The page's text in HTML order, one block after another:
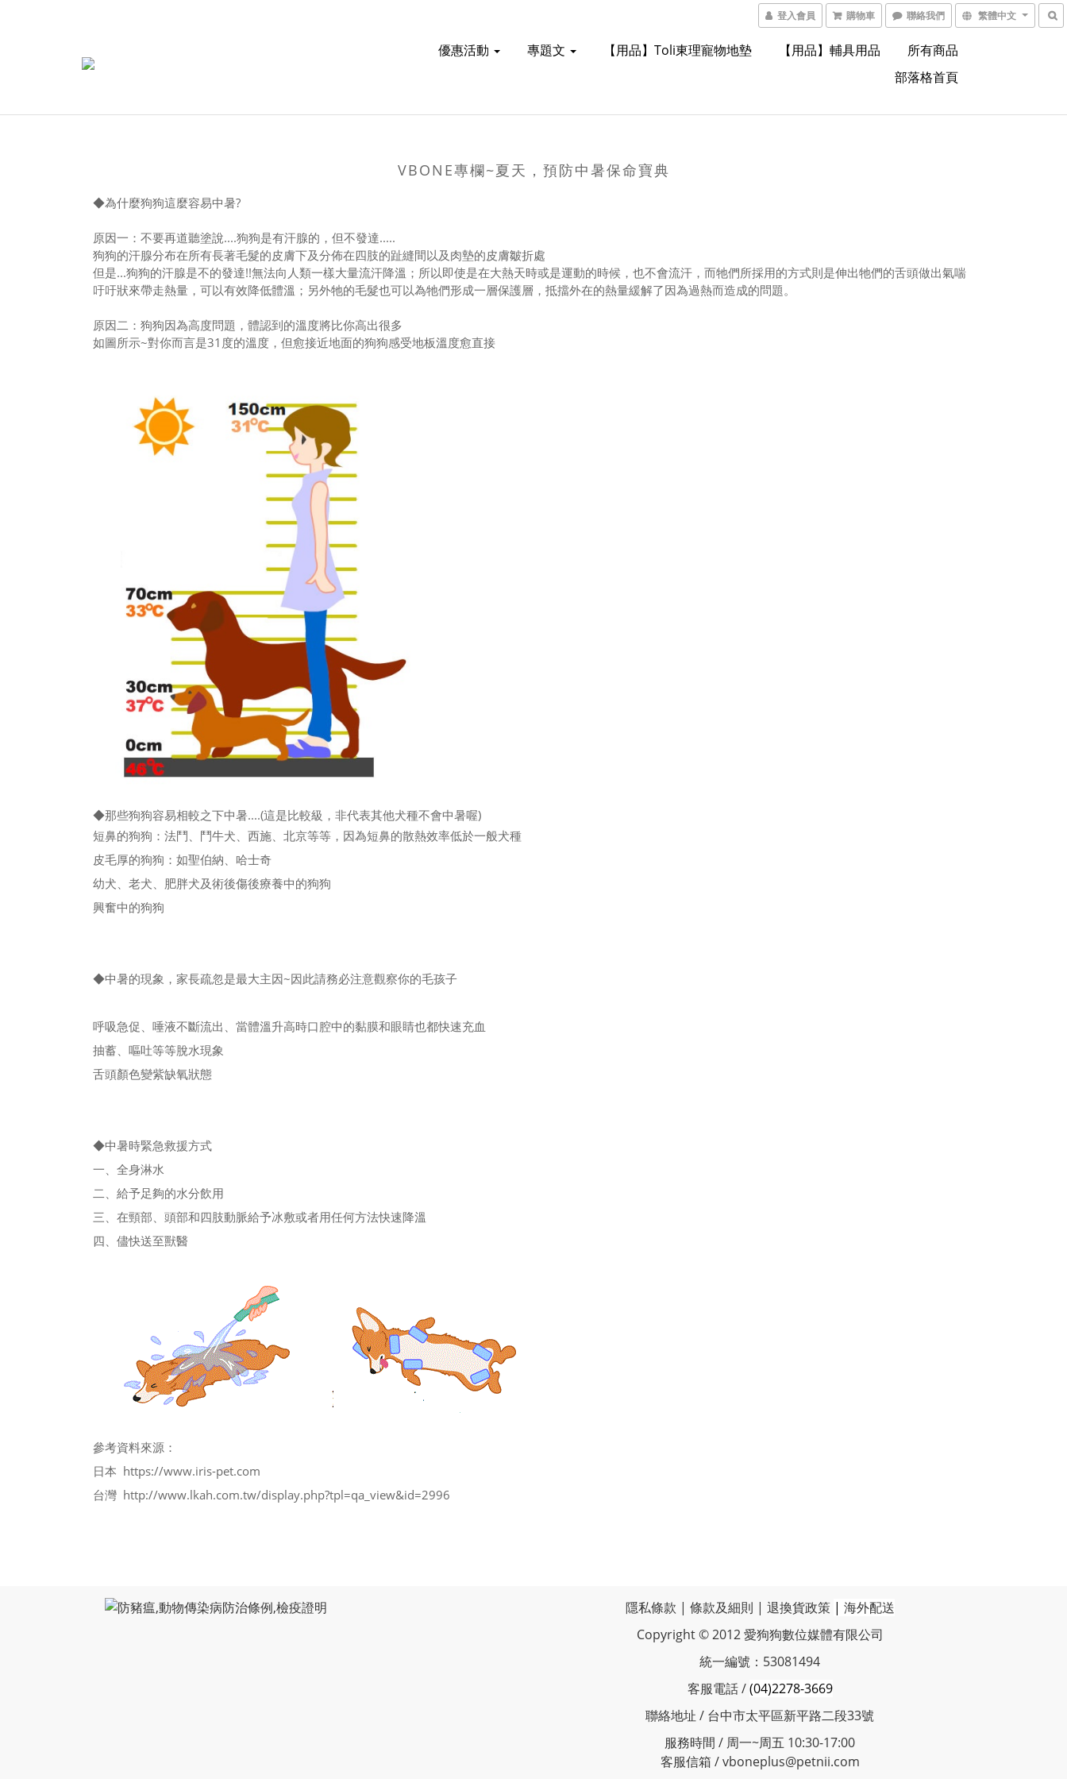
登入會員 購物車 聯絡我們 繁體中文
優惠活動 專題文 【用品】Toli東理寵物地墊 【用品】輔具用品
所有商品
部落格首頁
VBONE專欄~夏天，預防中暑保命寶典
◆為什麼狗狗這麼容易中暑?
原因一：不要再道聽塗說....狗狗是有汗腺的，但不發達.....
狗狗的汗腺分布在所有長著毛髮的皮膚下及分佈在四肢的趾縫間以及肉墊的皮膚皺折處
但是...狗狗的汗腺是不的發達!!無法向人類一樣大量流汗降溫；所以即使是在大熱天時或是運動的時候，也不會流汗，而牠們所採用的方式則是伸出牠們的舌頭做出氣喘
吁吁狀來帶走熱量，可以有效降低體溫；另外牠的毛髮也可以為牠們形成一層保護層，抵擋外在的熱量緩解了因為過熱而造成的問題。
原因二：狗狗因為高度問題，體認到的溫度將比你高出很多
如圖所示~對你而言是31度的溫度，但愈接近地面的狗狗感受地板溫度愈直接
◆那些狗狗容易相較之下中暑....(這是比較級，非代表其他犬種不會中暑喔)
短鼻的狗狗：法鬥、鬥牛犬、西施、北京等等，因為短鼻的散熱效率低於一般犬種
皮毛厚的狗狗：如聖伯納、哈士奇
幼犬、老犬、肥胖犬及術後傷後療養中的狗狗
興奮中的狗狗
◆中暑的現象，家長疏忽是最大主因~因此請務必注意觀察你的毛孩子
呼吸急促、唾液不斷流出、當體溫升高時口腔中的黏膜和眼睛也都快速充血
抽蓄、嘔吐等等脫水現象
舌頭顏色變紫缺氧狀態
◆中暑時緊急救援方式
一、全身淋水
二、給予足夠的水分飲用
三、在頸部、頭部和四肢動脈給予冰敷或者用任何方法快速降溫
四、儘快送至獸醫
參考資料來源：
日本 https://www.iris-pet.com
台灣 http://www.lkah.com.tw/display.php?tpl=qa_view&id=2996
隱私條款 | 條款及細則 | 退換貨政策 | 海外配送
Copyright © 2012 愛狗狗數位媒體有限公司
統一編號：53081494
客服電話 /(04)2278-3669
聯絡地址 / 台中市太平區新平路二段33號
服務時間 / 周一~周五 10:30-17:00
客服信箱 / vboneplus@petnii.com